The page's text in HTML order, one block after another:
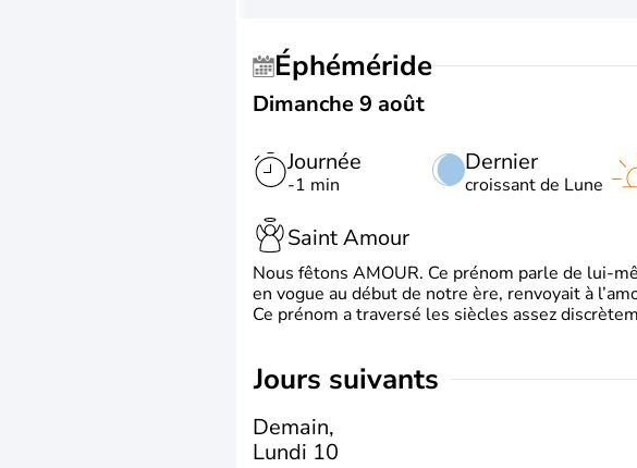
Éphéméride
Dimanche 9 août
Journée
-1 min
Dernier
croissant de Lune
Saint Amour
Nous fêtons AMOUR. Ce prénom parle de lui-
en vogue au début de notre ère, renvoyait à
Ce prénom a traversé les siècles assez
jours suivants
Demain,
Lundi 10